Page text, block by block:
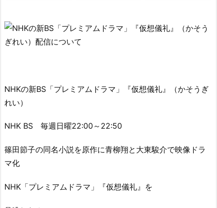
NHKの新BS「プレミアムドラマ」『仮想儀礼』（かそうぎ
れい）
NHK BS 毎週日曜22:00～22:50
篠田節子の同名小説を原作に青柳翔と大東駿介で映像ドラ
マ化
NHK「プレミアムドラマ」『仮想儀礼』を